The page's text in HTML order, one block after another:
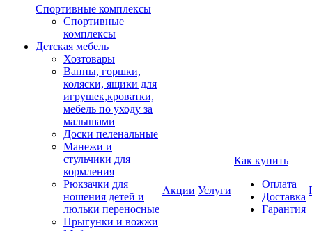
Спортивные комплексы
Спортивные
комплексы
Детская мебель
Хозтовары
Ванны, горшки,
коляски, ящики для
игрушек,кроватки,
мебель по уходу за
малышами
Доски пеленальные
Манежи и
стульчики для
кормления
Рюкзачки для
ношения детей и
люльки переносные
Прыгунки и вожжи
Акции Услуги
Как купить
Оплата
Доставка
Гарантия